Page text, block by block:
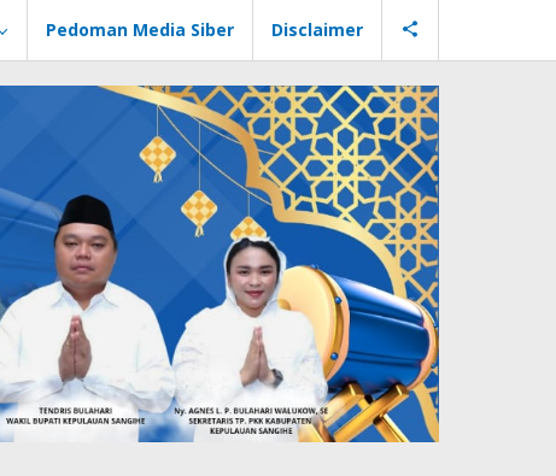
Pedoman Media Siber Disclaimer